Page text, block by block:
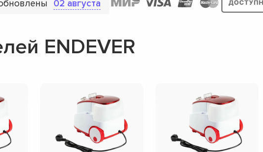
02 августа
ENDEVER